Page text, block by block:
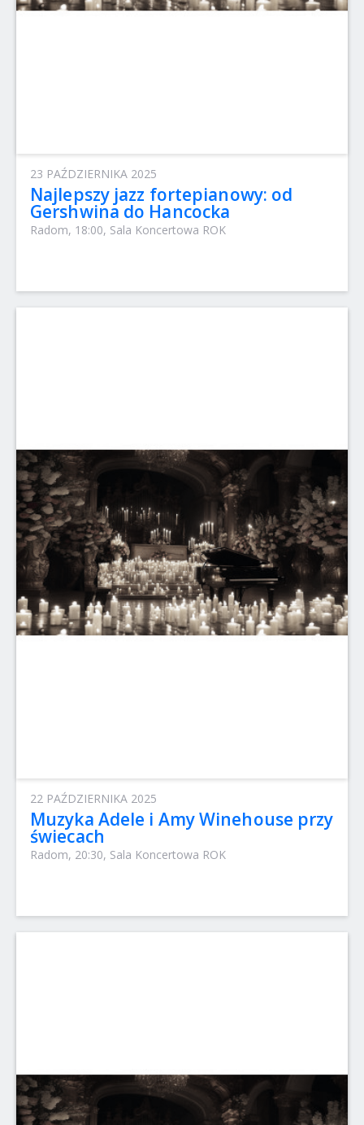
23 PAŹDZIERNIKA 2025
Najlepszy jazz fortepianowy: od
Gershwina do Hancocka
Radom, 18:00, Sala Koncertowa ROK
22 PAŹDZIERNIKA 2025
Muzyka Adele i Amy Winehouse przy
świecach
Radom, 20:30, Sala Koncertowa ROK